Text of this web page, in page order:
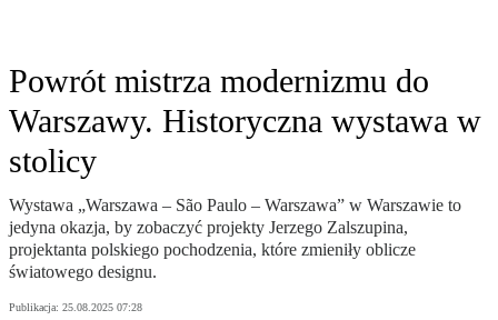
Powrót mistrza modernizmu do
Warszawy. Historyczna wystawa w
stolicy
Wystawa „Warszawa – São Paulo – Warszawa” w Warszawie to
jedyna okazja, by zobaczyć projekty Jerzego Zalszupina,
projektanta polskiego pochodzenia, które zmieniły oblicze
światowego designu.
Publikacja: 25.08.2025 07:28